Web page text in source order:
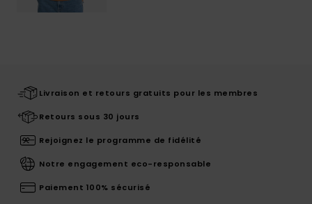
Livraison et retours gratuits pour les membres
Retours sous 30 jours
Rejoignez le programme de fidélité
Notre engagement eco-responsable
Paiement 100% sécurisé